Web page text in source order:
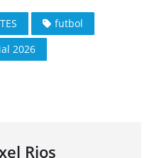
futbol
2026
Rios